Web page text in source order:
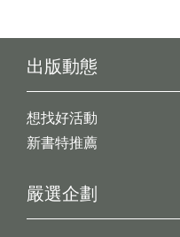
出版動態
想找好活動
新書特推薦
嚴選企劃